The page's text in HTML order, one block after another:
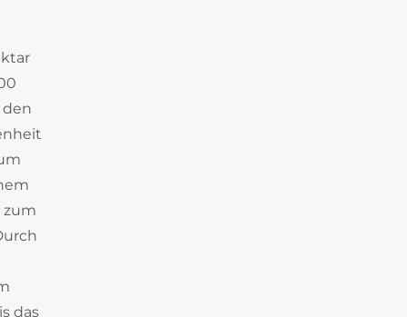
den
zum
das